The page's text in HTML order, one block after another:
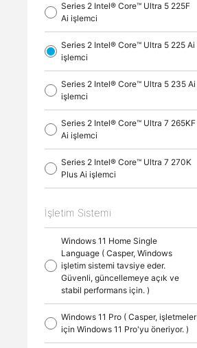
Series 2 Intel® Core™ Ultra 5 225F
Ai işlemci
Series 2 Intel® Core™ Ultra 5 225 Ai
işlemci
Series 2 Intel® Core™ Ultra 5 235 Ai
işlemci
Series 2 Intel® Core™ Ultra 7 265KF
Ai işlemci
Series 2 Intel® Core™ Ultra 7 270K
Plus Ai işlemci
İşletim Sistemi
Windows 11 Home Single
Language ( Casper, Windows
işletim sistemi tavsiye eder.
Güvenli, güncellemeye açık ve
stabil performans için. )
Windows 11 Pro ( Casper, işletmeler
için Windows 11 Pro'yu öneriyor. )